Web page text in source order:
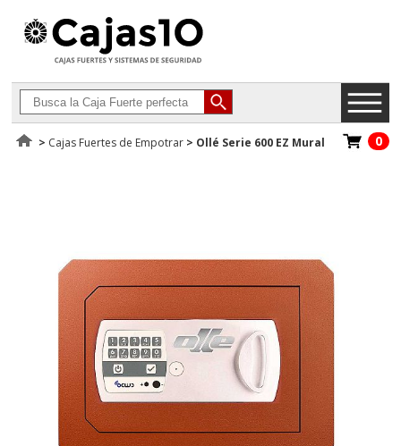
> Cajas Fuertes de Empotrar > Ollé Serie 600 EZ Mural 0